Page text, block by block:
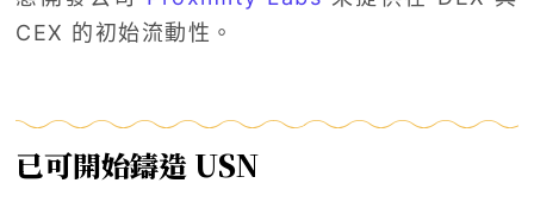
CEX 的初始流動性。
已可開始鑄造 USN